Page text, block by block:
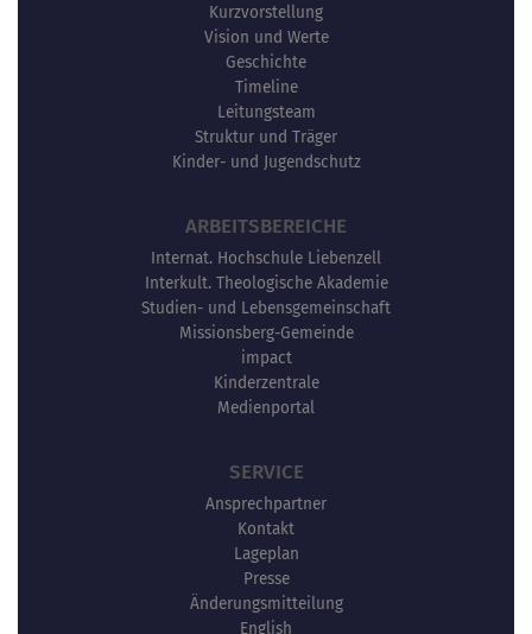
Kurzvorstellung
Vision und Werte
Geschichte
Timeline
Leitungsteam
Struktur und Träger
Kinder- und Jugendschutz
ARBEITSBEREICHE
Internat. Hochschule Liebenzell
Interkult. Theologische Akademie
Studien- und Lebensgemeinschaft
Missionsberg-Gemeinde
impact
Kinderzentrale
Medienportal
SERVICE
Ansprechpartner
Kontakt
Lageplan
Presse
Änderungsmitteilung
English